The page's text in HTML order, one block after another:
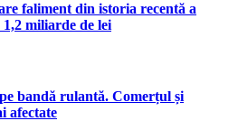
faliment din istoria recentă a
miliarde de lei
bandă rulantă. Comerțul și
afectate